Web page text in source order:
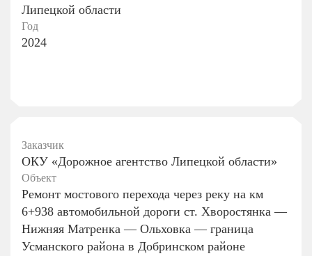
Липецкой области
Год
2024
Заказчик
ОКУ «Дорожное агентство Липецкой области»
Объект
Ремонт мостового перехода через реку на км
6+938 автомобильной дороги ст. Хворостянка —
Нижняя Матренка — Ольховка — граница
Усманского района в Добринском районе